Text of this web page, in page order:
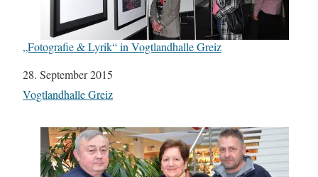
„Fotografie & Lyrik“ in Vogtlandhalle Greiz
Datum
28. September 2015
In Bezug auf
Vogtlandhalle Greiz